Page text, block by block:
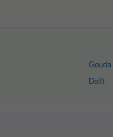
Gouda
Delft